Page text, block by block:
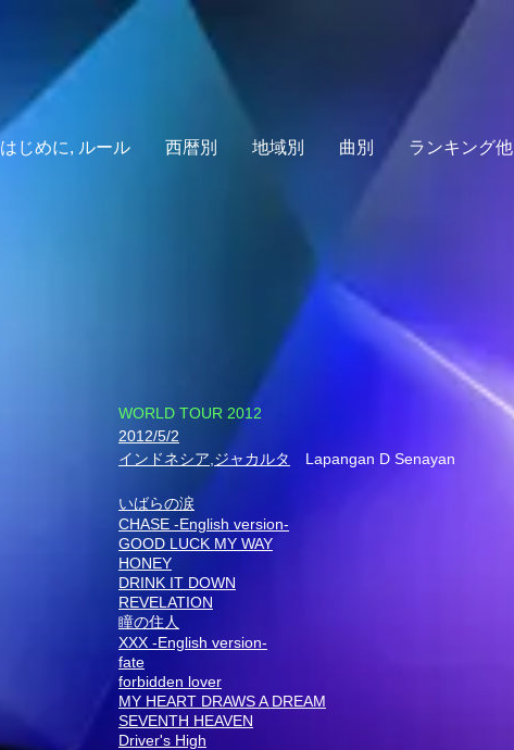
はじめに, ルール 西暦別 地域別 曲別 ランキング他
​WORLD TOUR 2012
2012/5/2
インドネシア,ジャカルタ
Lapangan D Senayan
いばらの涙
CHASE -English version-
GOOD LUCK MY WAY
HONEY
DRINK IT DOWN
REVELATION
瞳の住人
XXX -English version-
fate
forbidden lover
MY HEART DRAWS A DREAM
SEVENTH HEAVEN
Driver's High